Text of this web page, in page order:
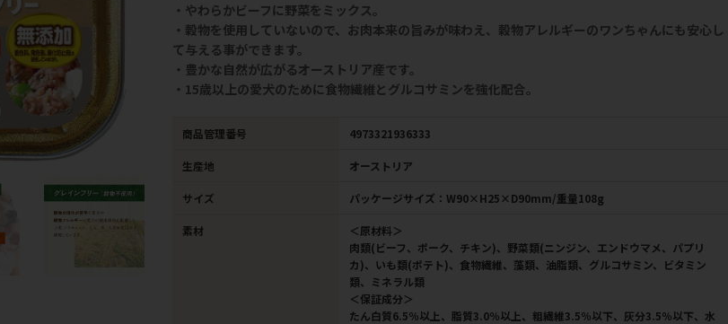
・やわらかビーフに野菜をミックス。
・穀物を使用していないので、お肉本来の旨みが味わえ、穀物アレルギーのワンちゃんにも安心し
て与える事ができます。
・豊かな自然が広がるオーストリア産です。
・15歳以上の愛犬のために食物繊維とグルコサミンを強化配合。
商品管理番号 4973321936333
生産地 オーストリア
サイズ パッケージサイズ：W90×H25×D90mm/重量108g
素材
＜原材料＞
肉類(ビーフ、ポーク、チキン)、野菜類(ニンジン、エンドウマメ、パプリ
カ)、いも類(ポテト)、食物繊維、藻類、油脂類、グルコサミン、ビタミン
類、ミネラル類
＜保証成分＞
たん白質6.5％以上、脂質3.0％以上、粗繊維3.5％以下、灰分3.5％以下、水